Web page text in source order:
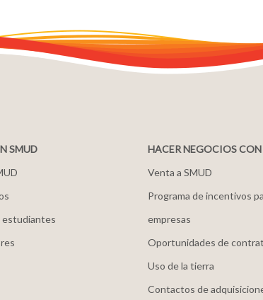
SMUD
estudiantes
HACER NEGOCIOS CON
Venta a SMUD
Programa de incentivos
empresas
Oportunidades de
Uso de la tierra
Contactos de